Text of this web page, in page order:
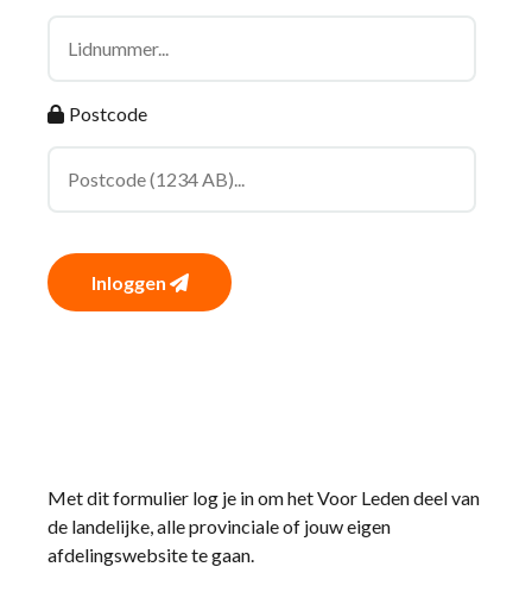
Postcode
Inloggen
Met dit formulier log je in om het Voor Leden deel van
de landelijke, alle provinciale of jouw eigen
afdelingswebsite te gaan.